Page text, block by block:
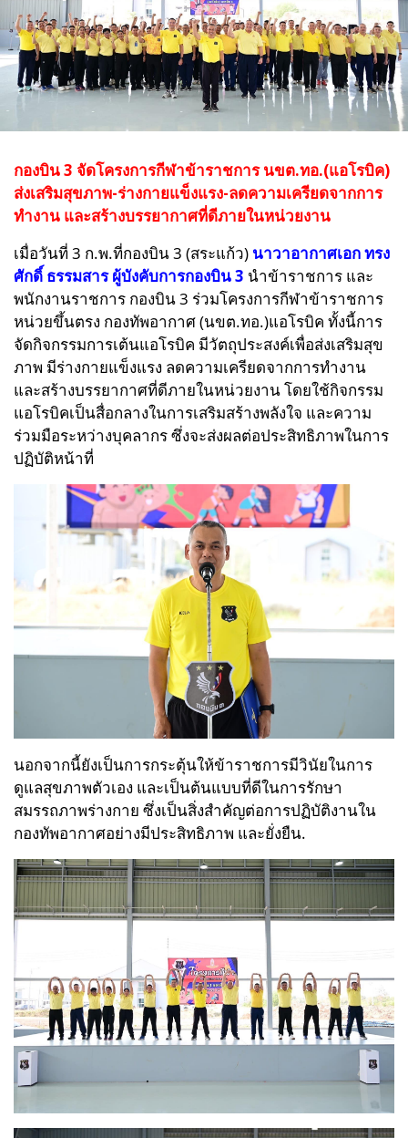
กองบิน 3 จัดโครงการกีฬาข้าราชการ นขต.ทอ.(แอโรบิค)
ส่งเสริมสุขภาพ-ร่างกายแข็งแรง-ลดความเครียดจากการ
ทำงาน และสร้างบรรยากาศที่ดีภายในหน่วยงาน
เมื่อวันที่ 3 ก.พ.ที่กองบิน 3 (สระแก้ว) นาวาอากาศเอก ทรง
ศักดิ์ ธรรมสาร ผู้บังคับการกองบิน 3 นำข้าราชการ และ
พนักงานราชการ กองบิน 3 ร่วมโครงการกีฬาข้าราชการ
หน่วยขึ้นตรง กองทัพอากาศ (นขต.ทอ.)แอโรบิค ทั้งนี้การ
จัดกิจกรรมการเต้นแอโรบิค มีวัตถุประสงค์เพื่อส่งเสริมสุข
ภาพ มีร่างกายแข็งแรง ลดความเครียดจากการทำงาน
และสร้างบรรยากาศที่ดีภายในหน่วยงาน โดยใช้กิจกรรม
แอโรบิคเป็นสื่อกลางในการเสริมสร้างพลังใจ และความ
ร่วมมือระหว่างบุคลากร ซึ่งจะส่งผลต่อประสิทธิภาพในการ
ปฏิบัติหน้าที่
นอกจากนี้ยังเป็นการกระตุ้นให้ข้าราชการมีวินัยในการ
ดูแลสุขภาพตัวเอง และเป็นต้นแบบที่ดีในการรักษา
สมรรถภาพร่างกาย ซึ่งเป็นสิ่งสำคัญต่อการปฏิบัติงานใน
กองทัพอากาศอย่างมีประสิทธิภาพ และยั่งยืน.